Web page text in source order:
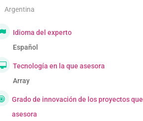
Argentina
Idioma del experto
Español
Tecnología en la que asesora
Array
Grado de innovación de los proyectos que
asesora